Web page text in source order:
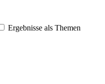
Ergebnisse als Themen